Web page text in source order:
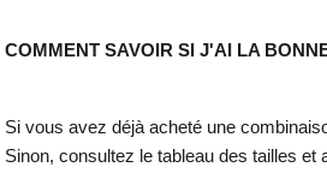
COMMENT SAVOIR SI J'AI LA
Si vous avez déjà acheté une
Sinon, consultez le tableau des tailles